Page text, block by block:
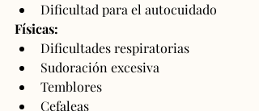
Dificultad para el autocuidado
Físicas:
Dificultades respiratorias
Sudoración excesiva
Temblores
Cefaleas